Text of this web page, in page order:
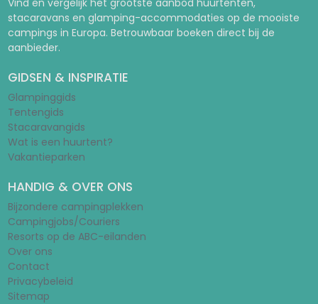
Vind en vergelijk het grootste aanbod huurtenten,
stacaravans en glamping-accommodaties op de mooiste
campings in Europa. Betrouwbaar boeken direct bij de
aanbieder.
GIDSEN & INSPIRATIE
Glampinggids
Tentengids
Stacaravangids
Wat is een huurtent?
Vakantieparken
HANDIG & OVER ONS
Bijzondere campingplekken
Campingjobs/Couriers
Resorts op de ABC-eilanden
Over ons
Contact
Privacybeleid
Sitemap